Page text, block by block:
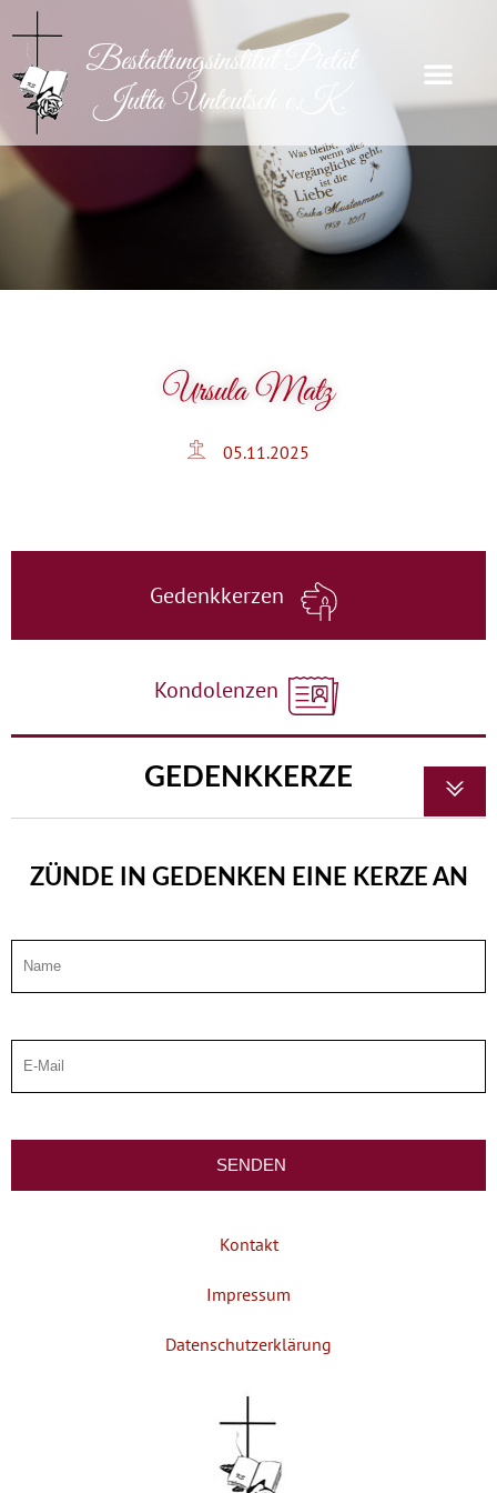
Ursula Matz
05.11.2025
Gedenkkerzen
Kondolenzen
GEDENKKERZE
ZÜNDE IN GEDENKEN EINE KERZE AN
Kontakt
Impressum
Datenschutzerklärung